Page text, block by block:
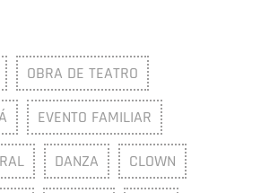
OBRA DE TEATRO
EVENTO FAMILIAR
DANZA CLOWN